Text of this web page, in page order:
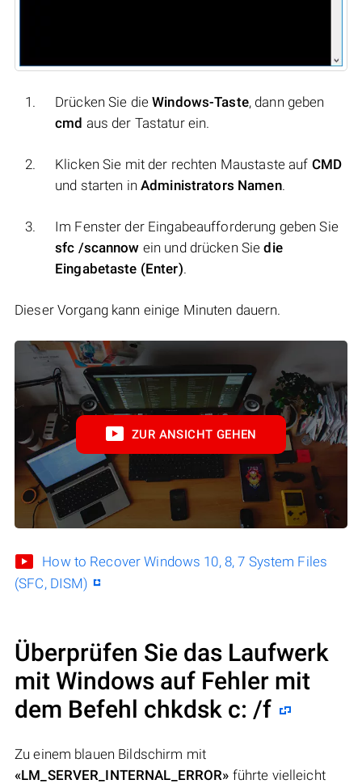
Drücken Sie dieWindows-Taste, dann geben
cmd aus der Tastatur ein.
Klicken Sie mit der rechten Maustaste auf CMD
und starten in Administrators Namen.
Im Fenster der Eingabeaufforderung geben Sie
sfc /scannow ein und drücken Siedie
Eingabetaste (Enter).
Dieser Vorgang kann einige Minuten dauern.
ZUR ANSICHT GEHEN
How to Recover Windows 10, 8, 7 System Files
(SFC, DISM)
Überprüfen Sie das Laufwerk
mit Windows auf Fehler mit
dem Befehl chkdsk c: /f
Zu einem blauen Bildschirm mit
«LM_SERVER_INTERNAL_ERROR» führte vielleicht